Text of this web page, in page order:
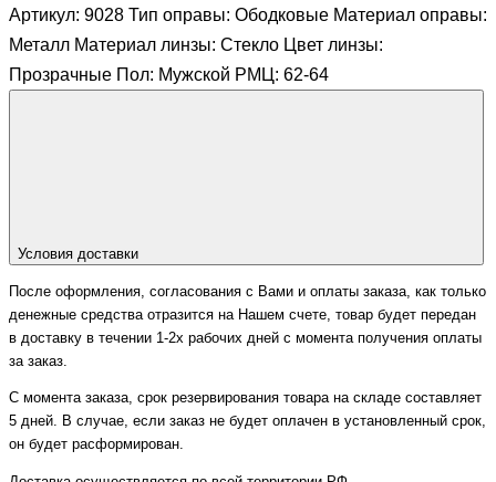
Артикул: 9028 Тип оправы: Ободковые Материал оправы:
Металл Материал линзы: Стекло Цвет линзы:
Прозрачные Пол: Мужской РМЦ: 62-64
Условия доставки
После оформления, согласования с Вами и оплаты заказа, как только
денежные средства отразится на Нашем счете, товар будет передан
в доставку в течении 1-2х рабочих дней с момента получения оплаты
за заказ.
С момента заказа, срок резервирования товара на складе составляет
5 дней. В случае, если заказ не будет оплачен в установленный срок,
он будет расформирован.